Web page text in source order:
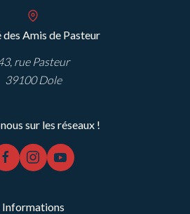
des Amis de Pasteur
rue Pasteur
39100 Dole
sur les réseaux !
facebook
instagramyoutube
Informations